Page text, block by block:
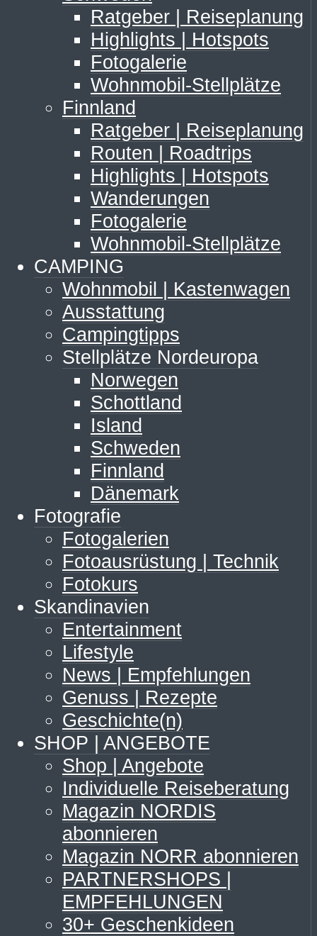
Ratgeber | Reiseplanung
Highlights | Hotspots
Fotogalerie
Wohnmobil-Stellplätze
Finnland
Ratgeber | Reiseplanung
Routen | Roadtrips
Highlights | Hotspots
Wanderungen
Fotogalerie
Wohnmobil-Stellplätze
CAMPING
Wohnmobil | Kastenwagen
Ausstattung
Campingtipps
Stellplätze Nordeuropa
Norwegen
Schottland
Island
Schweden
Finnland
Dänemark
Fotografie
Fotogalerien
Fotoausrüstung | Technik
Fotokurs
Skandinavien
Entertainment
Lifestyle
News | Empfehlungen
Genuss | Rezepte
Geschichte(n)
SHOP | ANGEBOTE
Shop | Angebote
Individuelle Reiseberatung
Magazin NORDIS
abonnieren
Magazin NORR abonnieren
PARTNERSHOPS |
EMPFEHLUNGEN
30+ Geschenkideen